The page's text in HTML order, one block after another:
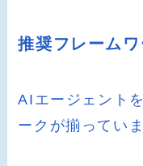
推奨フレームワ
AIエージェント
ークが揃っていま